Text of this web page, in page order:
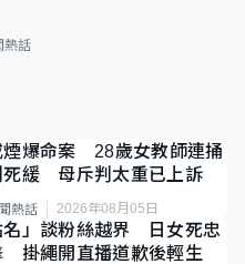
熱話
煙爆命案 28歲女教師連捅
死緩 母斥判太重已上訴
熱話 2026年08月05日
名」談粉絲越界 日女死忠
掛繩開直播道歉後輕生